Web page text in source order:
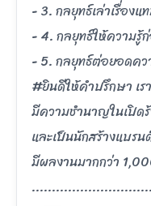
- 3. กลยุทธ์เล่าเรื่อง
- 4. กลยุทธ์ให้ความรู้
- 5. กลยุทธ์ต่อยอดค
#ยินดีให้คำปรึกษาเ
มีความชำนาญในเปิด
และเป็นนักสร้างแบร
มีผลงานมากกว่า